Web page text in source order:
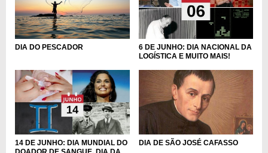
DIA DO PESCADOR
6 DE JUNHO: DIA NACIONAL DA
LOGÍSTICA E MUITO MAIS!
14 DE JUNHO: DIA MUNDIAL DO
DIA DE SÃO JOSÉ CAFASSO